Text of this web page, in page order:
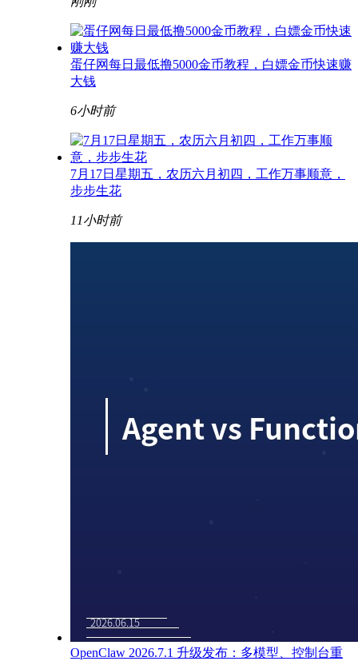
蛋仔网每日最低撸5000金币教程，白嫖金币快速赚
大钱
6小时前
7月17日星期五，农历六月初四，工作万事顺意，
步步生花
11小时前
OpenClaw 2026.7.1 升级发布：多模型、控制台重